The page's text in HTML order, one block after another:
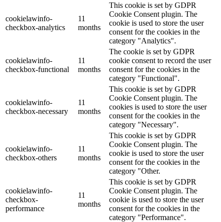
cookielawinfo-
checkbox-analytics
11
months
This cookie is set by GDPR
Cookie Consent plugin. The
cookie is used to store the user
consent for the cookies in the
category "Analytics".
cookielawinfo-
checkbox-functional
11
months
The cookie is set by GDPR
cookie consent to record the user
consent for the cookies in the
category "Functional".
cookielawinfo-
checkbox-necessary
11
months
This cookie is set by GDPR
Cookie Consent plugin. The
cookies is used to store the user
consent for the cookies in the
category "Necessary".
cookielawinfo-
checkbox-others
11
months
This cookie is set by GDPR
Cookie Consent plugin. The
cookie is used to store the user
consent for the cookies in the
category "Other.
cookielawinfo-
checkbox-
performance
11
months
This cookie is set by GDPR
Cookie Consent plugin. The
cookie is used to store the user
consent for the cookies in the
category "Performance".